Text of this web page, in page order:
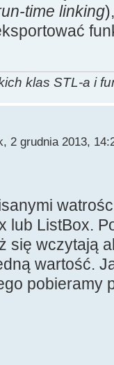
time linking
klas STL-a i
2 grudnia 2013,
lub ListBox.
się wczytają
wartość.
pobieramy